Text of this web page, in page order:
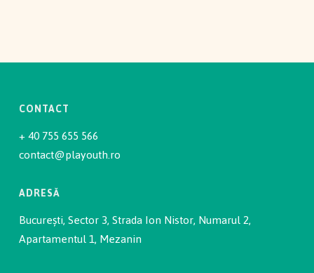
CONTACT
+ 40 755 655 566
contact@playouth.ro
ADRESĂ
București, Sector 3, Strada Ion Nistor, Numarul 2,
Apartamentul 1, Mezanin